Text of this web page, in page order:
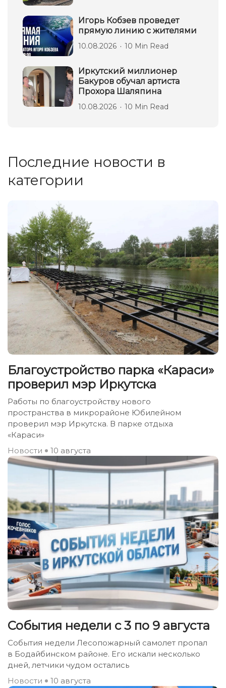
Игорь Кобзев проведет
прямую линию с жителями
10.08.2026 10 Min Read
Иркутский миллионер
Бакуров обучал артиста
Прохора Шаляпина
10.08.2026 10 Min Read
Последние новости в
категории
Благоустройство парка «Караси»
проверил мэр Иркутска
Работы по благоустройству нового
пространства в микрорайоне Юбилейном
проверил мэр Иркутска. В парке отдыха
«Караси»
Новости
10 августа
События недели с 3 по 9 августа
События недели Лесопожарный самолет пропал
в Бодайбинском районе. Его искали несколько
дней, летчики чудом остались
Новости
10 августа